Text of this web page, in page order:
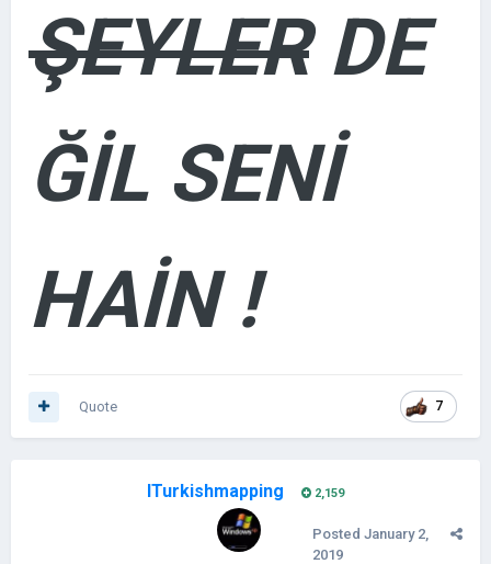
ŞEYLERDE
ĞİL SENİ
HAİN !
7
Quote
ITurkishmapping 2,159
Posted January 2,
2019